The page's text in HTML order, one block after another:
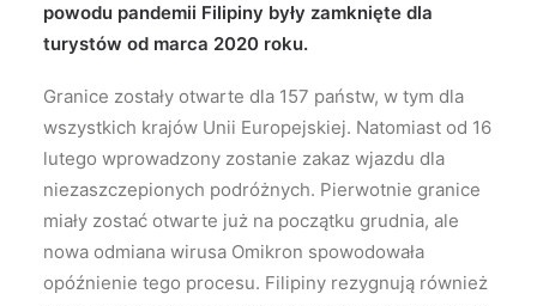
powodu pandemii Filipiny były zamknięte dla
turystów od marca 2020 roku.
Granice zostały otwarte dla 157 państw, w tym dla
wszystkich krajów Unii Europejskiej. Natomiast od 16
lutego wprowadzony zostanie zakaz wjazdu dla
niezaszczepionych podróżnych. Pierwotnie granice
miały zostać otwarte już na początku grudnia, ale
nowa odmiana wirusa Omikron spowodowała
opóźnienie tego procesu. Filipiny rezygnują również